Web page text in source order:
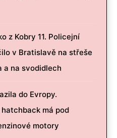
z Kobry 11. Policejní
v Bratislavě na střeše
a na svodidlech
do Evropy.
má pod
motory